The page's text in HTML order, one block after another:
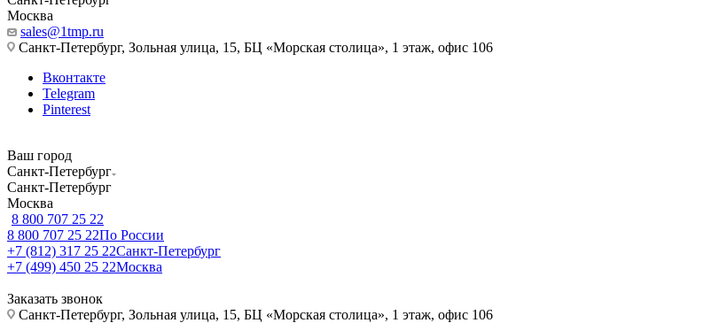
Москва
sales@1tmp.ru
Санкт-Петербург, Зольная улица, 15, БЦ «Морская столица», 1 этаж, офис 106
Вконтакте
Telegram
Pinterest
Ваш город
Санкт-Петербург
Санкт-Петербург
Москва
8 800 707 25 22
8 800 707 25 22По России
+7 (812) 317 25 22Санкт-Петербург
+7 (499) 450 25 22Москва
Заказать звонок
Санкт-Петербург, Зольная улица, 15, БЦ «Морская столица», 1 этаж, офис 106